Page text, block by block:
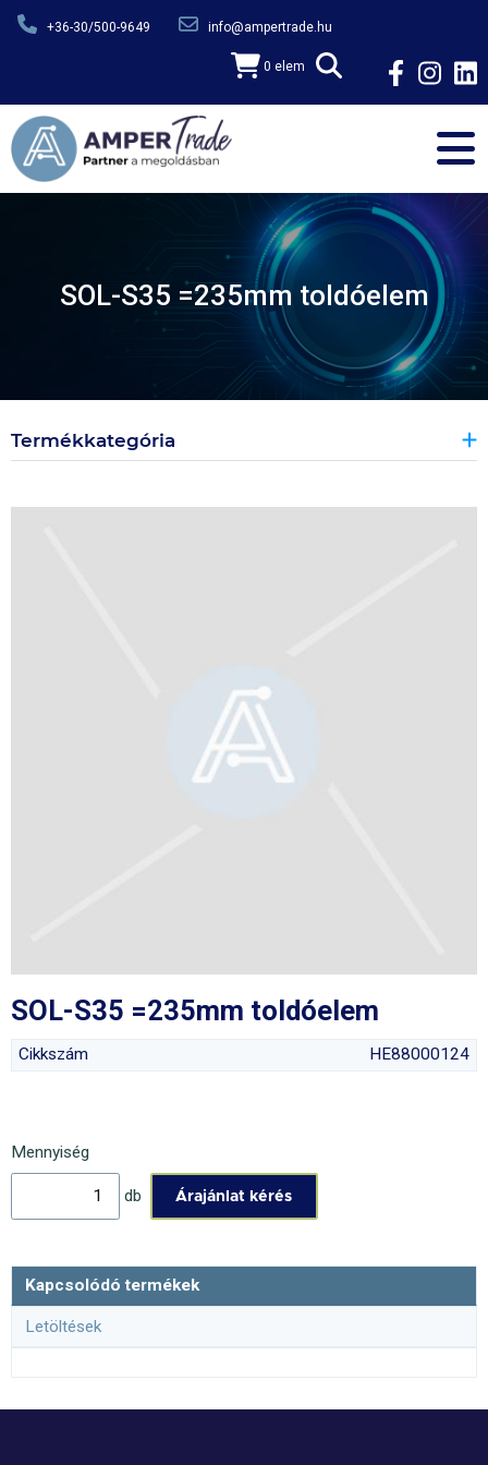
Ugrás a tartalomra
+36-30/500-9649 info@ampertrade.hu
0 elem
SOL-S35 =235mm toldóelem
Termékkategória
SOL-S35 =235mm toldóelem
Cikkszám HE88000124
Mennyiség
db
Kapcsolódó termékek
Letöltések